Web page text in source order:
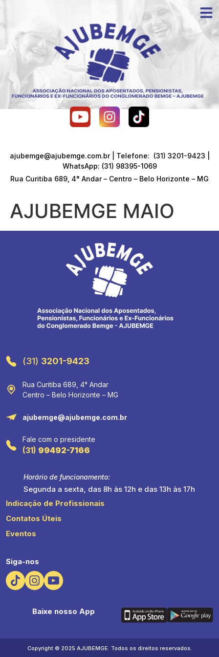
ajubemge@ajubemge.com.br | Telefone: (31) 3201-9423 |
WhatsApp: (31) 98395-1069
Rua Curitiba 689, 4° Andar – Centro – Belo Horizonte – MG
AJUBEMGE MAIO
(31) 3201-9423
Rua Curitiba 689, 4° Andar
Centro – Belo Horizonte – MG
ajubemge@ajubemge.com.br
Fale com o presidente
(31) 99492-7166
Horário de funcionamento:
Segunda a sexta, das 8h às 12h e das 13h às 17h
Indicação de Profissionais
Contatos Úteis
Eventos
Siga-nos
Baixe nosso App
Copyright © 2025 AJUBEMGE. Todos os direitos reservados.